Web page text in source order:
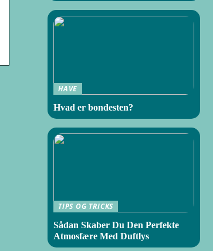
HAVE
Hvad er bondesten?
TIPS OG TRICKS
Sådan Skaber Du Den Perfekte
Atmosfære Med Duftlys